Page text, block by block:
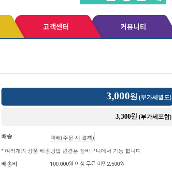
3,000원 (부가세별도)
3,300원 (부가세포함)
배송
* 여러개의 상품 배송방법 변경은 장바구니에서 가능 합니다
배송비 100,000원 이상 무료 미만2,500원